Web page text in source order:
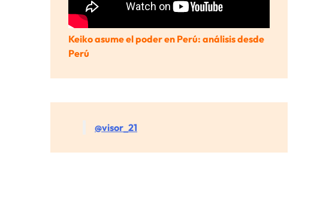
Keiko asume el poder en Perú: análisis desde
Perú
@visor_21